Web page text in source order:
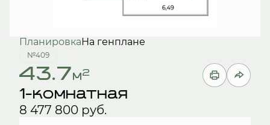
ПланировкаНа генплане
№409
43.7м2
1-комнатная
8 477 800 руб.